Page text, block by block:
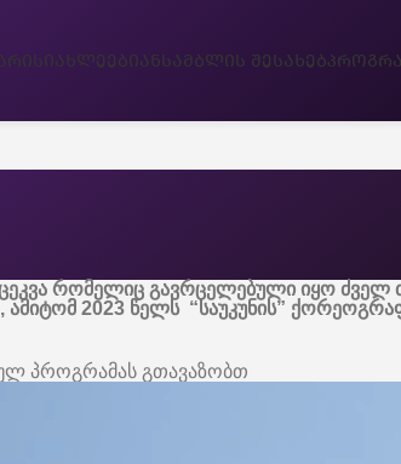
ᲡᲘᲐᲮᲚᲔᲔᲑᲘᲐᲜᲡᲐᲛᲑᲚᲘᲡ ᲨᲔᲡᲐᲮᲔᲑ
რომელიც გავრცელებული იყო ძველ
2023 წელს “საუკუნის”
პროგრამას გთავაზობთ